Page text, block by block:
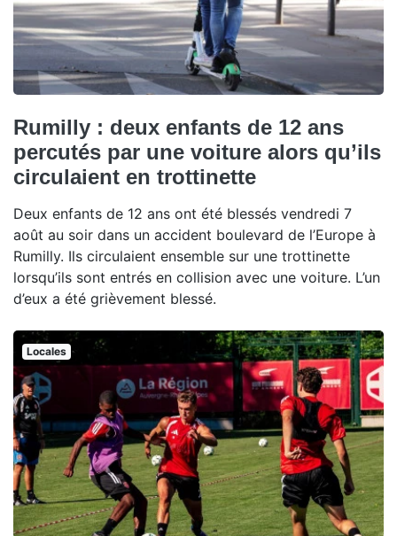
Rumilly : deux enfants de 12 ans
percutés par une voiture alors qu’ils
circulaient en trottinette
Deux enfants de 12 ans ont été blessés vendredi 7
août au soir dans un accident boulevard de l’Europe à
Rumilly. Ils circulaient ensemble sur une trottinette
lorsqu’ils sont entrés en collision avec une voiture. L’un
d’eux a été grièvement blessé.
Locales